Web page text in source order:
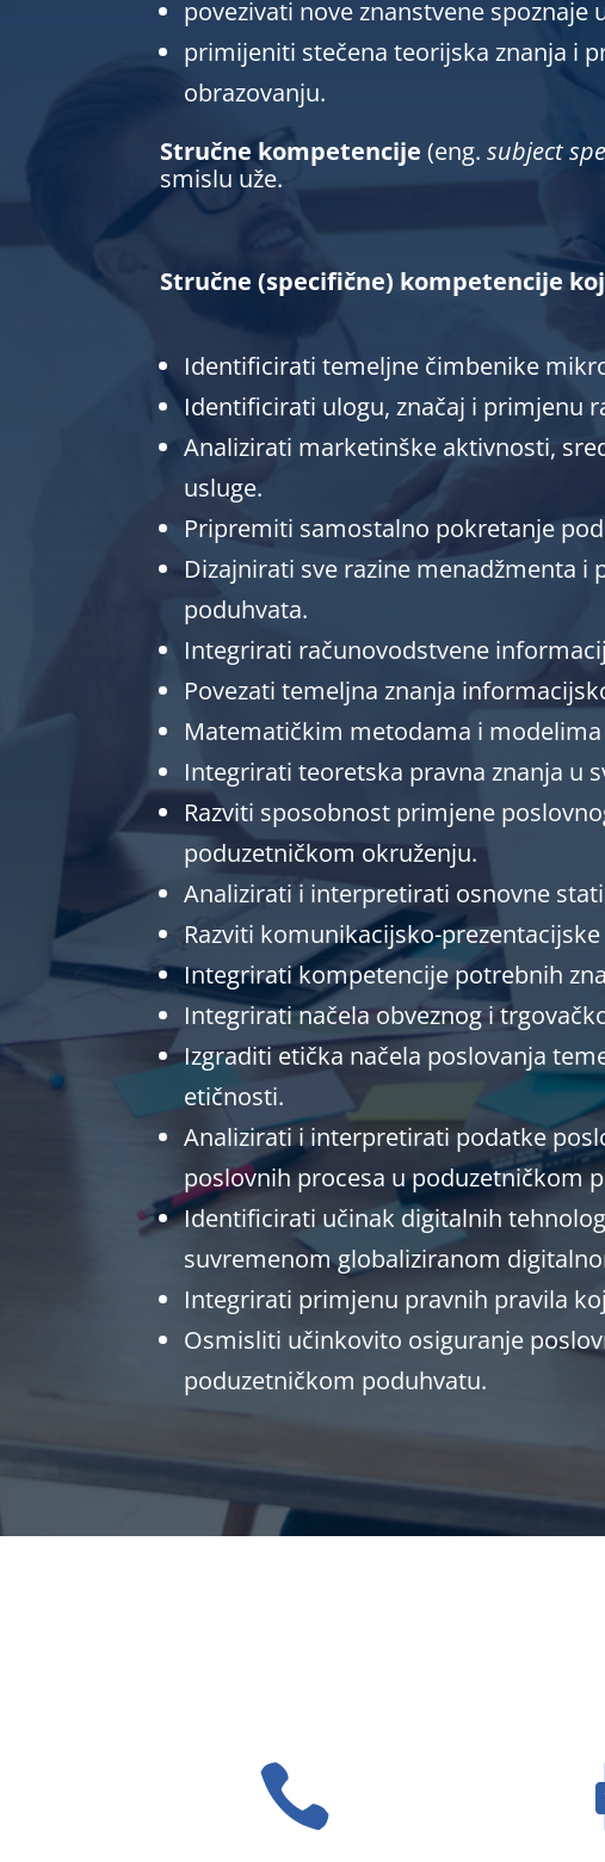
povezivati nove znanstvene
primijeniti stečena teorijska znanja i
obrazovanju.
Stručne kompetencije(eng.subject
smislu uže.
Stručne (specifične) kompetencije
Identificirati temeljne čimbenike
Identificirati ulogu, značaj i primjenu
Analizirati marketinške aktivnosti,
usluge.
Pripremiti samostalno pokretanje
Dizajnirati sve razine menadžmenta
poduhvata.
Integrirati računovodstvene
Povezati temeljna znanja
Matematičkim metodama i
Integrirati teoretska pravna znanja u
Razviti sposobnost primjene
poduzetničkom okruženju.
Analizirati i interpretirati osnovne
Razviti komunikacijsko-
Integrirati kompetencije potrebnih
Integrirati načela obveznog i
Izgraditi etička načela poslovanja
etičnosti.
Analizirati i interpretirati podatke
poslovnih procesa u poduzetničkom
Identificirati učinak digitalnih
suvremenom globaliziranom
Integrirati primjenu pravnih pravila
Osmisliti učinkovito osiguranje
poduzetničkom poduhvatu.
